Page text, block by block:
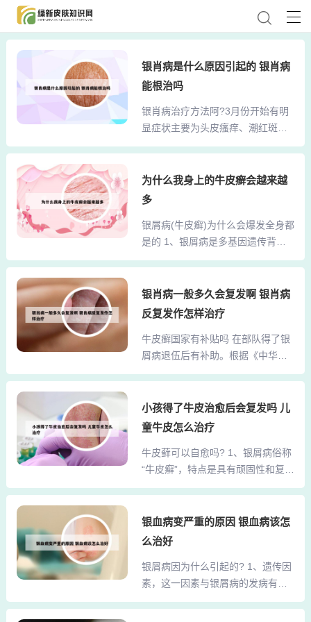
银肖病是什么原因引起的 银肖病
能根治吗
银肖病治疗方法阿?3月份开始有明
显症状主要为头皮瘙痒、潮红斑片
边界... ◆您好，牛皮癣是一种机体
斑丘疹，覆盖多层银白色的鳞屑，
稍微有点瘙痒感，可以配伍中药进
快，但是副作用很大，长期使用对
身体的伤害很大，一旦停止用药病
情就会复发，所以不建议患者朋友
银屑病可使用煤焦油类、水杨酸类
洗发产品辅助治疗，也可外用糖皮
轻、中、重患者均有不错的治疗效
果。方法是：一瓶醋，一把...
为什么我身上的牛皮癣会越来越
多
银屑病(牛皮癣)为什么会爆发全身都
是的 1、银屑病是多基因遗传背景
下，T 细胞功能异常导致继发性表
表皮生长因子、神经生长因子、黏
附因子、趋化因子、神经肽和T 细
2、遗传因素。研究表明，银屑病患
者大多都有银屑病家族史。诱发因
素：皮肤损伤。当皮肤受到外伤、
出现银屑病样的皮疹。感-染。3、
促使牛皮癣爆发的原因有：在对多
潮、食鱼虾、感染、服药、外伤、
饮酒、精神紧张及...
银肖病一般多久会复发啊 银肖病
反复发作怎样治疗
牛皮癣国家有补贴吗 在部队得了银
屑病退伍后有补助。根据《中华人
民共和国退役军人保障法》，退役
复、护理等保障待遇。银屑病属于
患病范围，退役军人可以享受相应
家补贴低保。 银屑病俗称牛皮癣，
是一种慢性炎症性皮肤病，病程较
长，有易复发倾向，有的病例几乎
主，对患者的身体健康和精神状况
影响较大。银屑病现在还不能享受
家补贴低保。因为国家还没有把这
个给纳入补贴政策。可以在门...
小孩得了牛皮治愈后会复发吗 儿
童牛皮怎么治疗
牛皮藓可以自愈吗? 1、银屑病俗称
“牛皮癣”，特点是具有顽固性和复发
性，是无法自愈的。很多人以为牛
增长自愈，但实际上是要及早治疗
的。我女儿的腿部一开始长了些红
屑。2、牛皮癣每天运动出汗能自愈
吗1 牛皮癣每天运动出汗可能会自
愈。牛皮癣是常见的皮肤病，具有
银血病变严重的原因 银血病该怎
么治好
银屑病因为什么引起的? 1、遗传因
素，这一因素与银屑病的发病有着
密切的关系。代谢障碍。精神因